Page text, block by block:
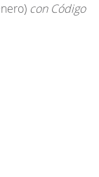
con Código